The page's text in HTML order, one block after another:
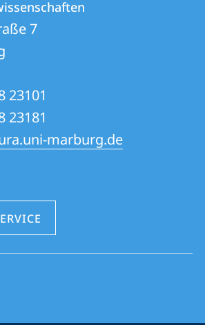
7
23101
23181
marburg.de